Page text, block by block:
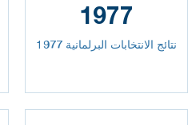
1977
نتائج الانتخابات البرلمانية 1977